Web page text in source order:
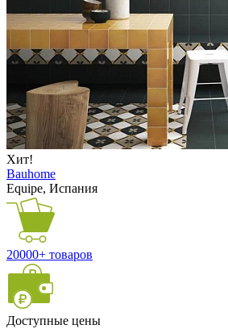
Хит!
Bauhome
Equipe, Испания
20000+ товаров
Доступные цены